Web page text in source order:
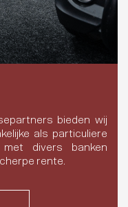
bieden wij
als particuliere
divers banken
rente.